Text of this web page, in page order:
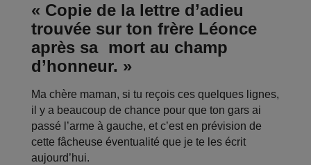
« Copie de la lettre d’adieu
trouvée sur ton frère Léonce
après sa mort au champ
d’honneur. »
Ma chère maman, si tu reçois ces quelques lignes,
il y a beaucoup de chance pour que ton gars ai
passé l’arme à gauche, et c’est en prévision de
cette fâcheuse éventualité que je te les écrit
aujourd’hui.